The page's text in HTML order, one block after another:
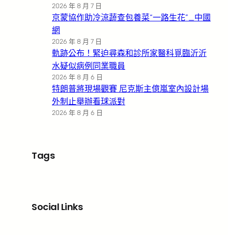
2026 年 8 月 7 日
京蒙協作助冷涼蔬查包養菜“一路生花”_中國
網
2026 年 8 月 7 日
軌跡公布！緊迫尋森和診所家醫科覓臨沂沂
水疑似病例同業職員
2026 年 8 月 6 日
特朗普將現場觀賽 尼克斯主億嵐室內設計場
外制止舉辦看球派對
2026 年 8 月 6 日
Tags
Social Links